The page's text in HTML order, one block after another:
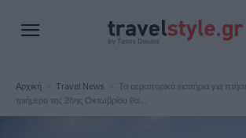
Αρχική Travel News
Τα αεροπορικά εισιτήρια για
τριήμερο της 28ης Οκτωβρίου θα...